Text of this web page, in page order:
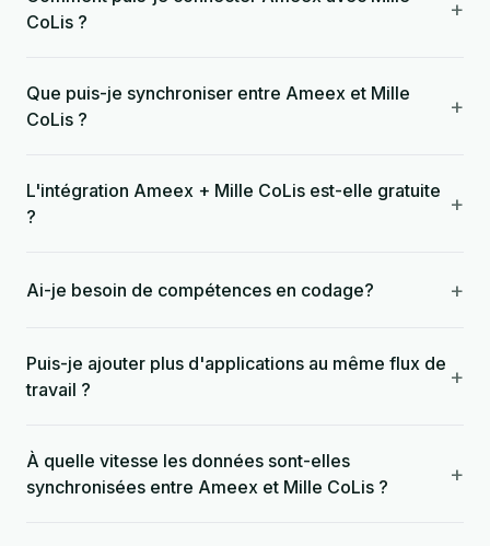
CoLis ?
+
Que puis-je synchroniser entre Ameex et Mille
CoLis ?
+
L'intégration Ameex + Mille CoLis est-elle gratuite
?
+
Ai-je besoin de compétences en codage? +
Puis-je ajouter plus d'applications au même flux de
travail ?
+
À quelle vitesse les données sont-elles
synchronisées entre Ameex et Mille CoLis ?
+